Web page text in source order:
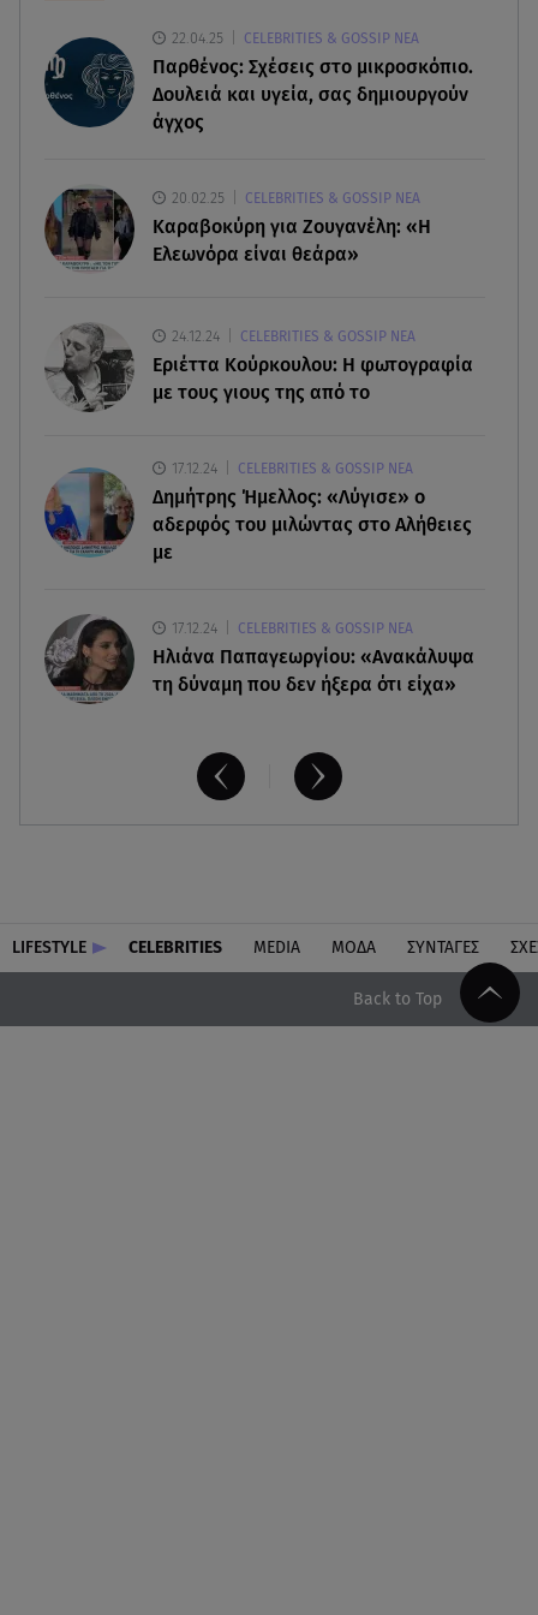
07.08.26 , 19:15
Συντάξεις Σεπτεμβρίου: Πότε θα μπουν τα
χρήματα στους λογαριασμούς
07.08.26 , 18:45
Φωτιά στο Στεφάνι Κορίνθου: Μήνυμα από το 112
- Σηκώθηκαν εναέρια μέσα
Έξοδος Αυγούστου: Στο 100% η πληρότητα για
Κυκλάδες
αποτελέσματα
22.04.25 CELEBRITIES & GOSSIP ΝΕΑ
Παρθένος: Σχέσεις στο μικροσκόπιο.
Δουλειά και υγεία, σας δημιουργούν
άγχος
20.02.25 CELEBRITIES & GOSSIP ΝΕΑ
Καραβοκύρη για Ζουγανέλη: «Η
Ελεωνόρα είναι θεάρα»
24.12.24 CELEBRITIES & GOSSIP ΝΕΑ
Εριέττα Κούρκουλου: Η φωτογραφία
με τους γιους της από το
17.12.24 CELEBRITIES & GOSSIP ΝΕΑ
Δημήτρης Ήμελλος: «Λύγισε» ο
αδερφός του μιλώντας στο Αλήθειες
με
17.12.24 CELEBRITIES & GOSSIP ΝΕΑ
Ηλιάνα Παπαγεωργίου: «Ανακάλυψα
τη δύναμη που δεν ήξερα ότι είχα»
LIFESTYLE CELEBRITIES MEDIA ΜΟΔΑ ΣΥΝΤΑΓΕΣ
Back to Top